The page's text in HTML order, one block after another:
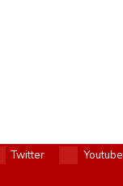
Twitter Youtube